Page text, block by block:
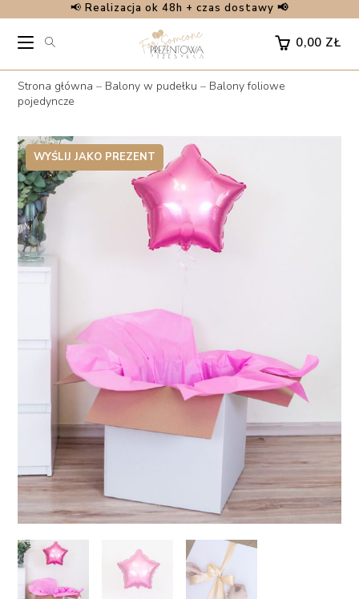
content
📢 Realizacja ok 48h + czas dostawy 📢
0,00 ZŁ
Strona główna – Balony w pudełku – Balony foliowe
pojedyncze
WYŚLIJ JAKO PREZENT